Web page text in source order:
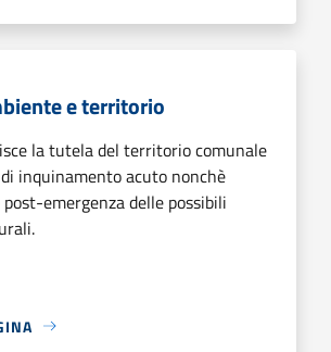
e territorio
la tutela del territorio comunale
inquinamento acuto nonchè
emergenza delle possibili